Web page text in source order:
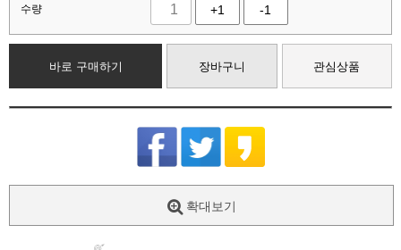
수량 +1 -1
바로 구매하기 장바구니 관심상품
확대보기